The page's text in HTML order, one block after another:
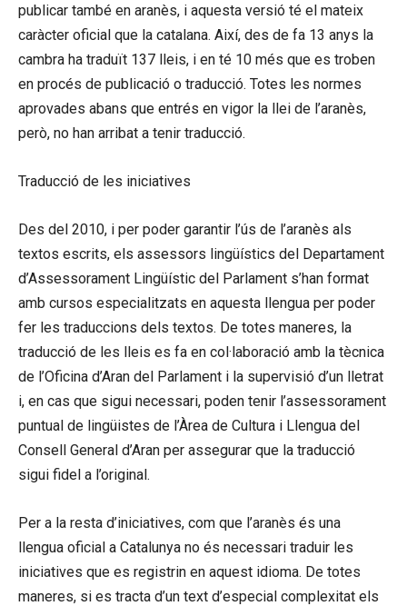
publicar també en aranès, i aquesta versió té el mateix
caràcter oficial que la catalana. Així, des de fa 13 anys la
cambra ha traduït 137 lleis, i en té 10 més que es troben
en procés de publicació o traducció. Totes les normes
aprovades abans que entrés en vigor la llei de l’aranès,
però, no han arribat a tenir traducció.
Traducció de les iniciatives
Des del 2010, i per poder garantir l’ús de l’aranès als
textos escrits, els assessors lingüístics del Departament
d’Assessorament Lingüístic del Parlament s’han format
amb cursos especialitzats en aquesta llengua per poder
fer les traduccions dels textos. De totes maneres, la
traducció de les lleis es fa en col·laboració amb la tècnica
de l’Oficina d’Aran del Parlament i la supervisió d’un lletrat
i, en cas que sigui necessari, poden tenir l’assessorament
puntual de lingüistes de l’Àrea de Cultura i Llengua del
Consell General d’Aran per assegurar que la traducció
sigui fidel a l’original.
Per a la resta d’iniciatives, com que l’aranès és una
llengua oficial a Catalunya no és necessari traduir les
iniciatives que es registrin en aquest idioma. De totes
maneres, si es tracta d’un text d’especial complexitat els